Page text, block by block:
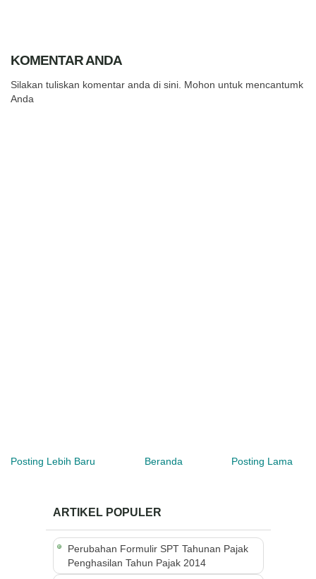
KOMENTAR ANDA
Silakan tuliskan komentar anda di sini. Mohon untuk
Anda
Posting Lebih Baru Posting Lama
Beranda
ARTIKEL POPULER
Perubahan Formulir SPT Tahunan Pajak
Penghasilan Tahun Pajak 2014